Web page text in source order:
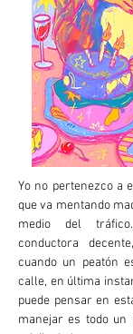
Yo no pertenezco a
que va mentando
medio del
conductora
cuando un peatón
calle, en última
puede pensar en
manejar es todo un